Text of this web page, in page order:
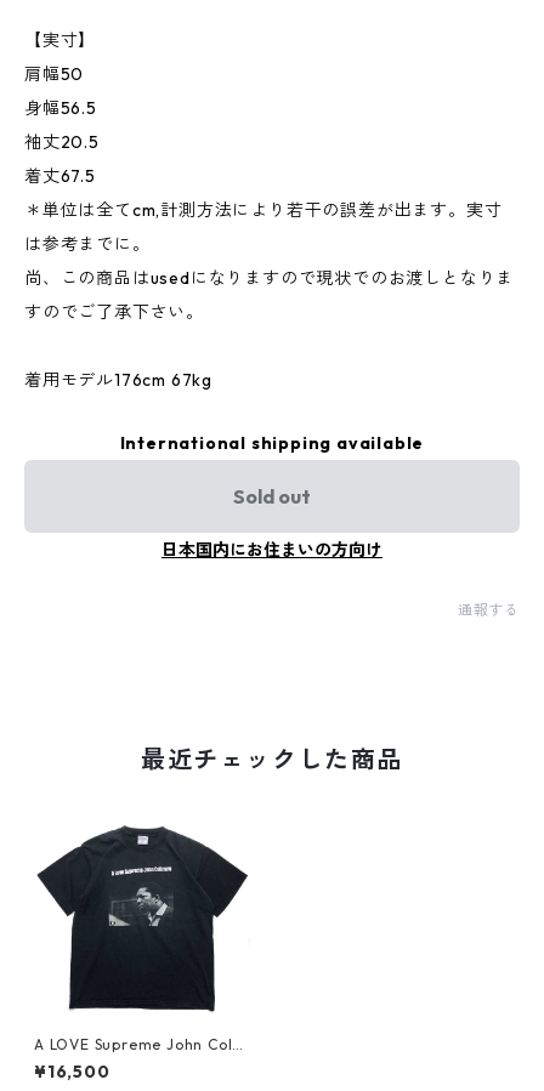
【実寸】
肩幅50
身幅56.5
袖丈20.5
着丈67.5
＊単位は全てcm,計測方法により若干の誤差が出ます。実寸
は参考までに。
尚、この商品はusedになりますので現状でのお渡しとなりま
すのでご了承下さい。
着用モデル176cm 67kg
International shipping available
Sold out
日本国内にお住まいの方向け
通報する
最近チェックした商品
A LOVE Supreme John Coltr
ane Tee
¥16,500